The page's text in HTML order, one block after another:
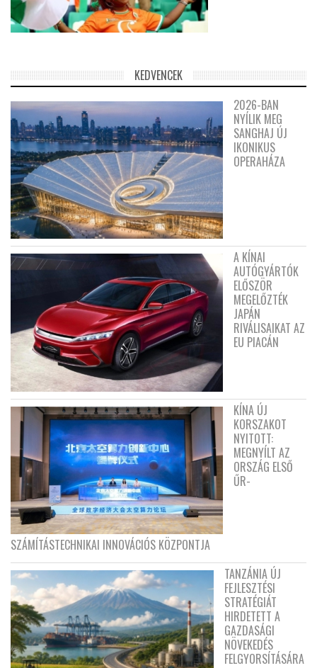
KEDVENCEK
2026-BAN
NYÍLIK MEG
SANGHAJ ÚJ
IKONIKUS
OPERAHÁZA
A KÍNAI
AUTÓGYÁRTÓK
ELŐSZÖR
MEGELŐZTÉK
JAPÁN
RIVÁLISAIKAT AZ
EU PIACÁN
KÍNA ÚJ
KORSZAKOT
NYITOTT:
MEGNYÍLT AZ
ORSZÁG ELSŐ
ŰR-
SZÁMÍTÁSTECHNIKAI INNOVÁCIÓS KÖZPONTJA
TANZÁNIA ÚJ
FEJLESZTÉSI
STRATÉGIÁT
HIRDETETT A
GAZDASÁGI
NÖVEKEDÉS
FELGYORSÍTÁSÁRA